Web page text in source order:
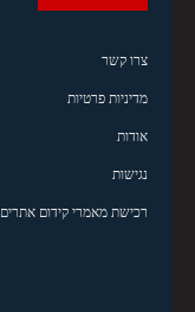
צרו קשר
מדיניות פרטיות
אודות
נגישות
רכישת מאמרי קידום אתרים